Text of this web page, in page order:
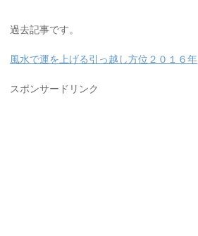
過去記事です。
風水で運を上げる引っ越し方位２０１６年
スポンサードリンク